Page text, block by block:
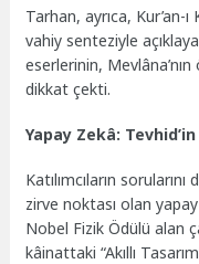
Tarhan, ayrıca, Kur’an-
vahiy senteziyle
eserlerinin,
dikkat çekti.
Yapay Zekâ:
Katılımcıların
zirve noktası olan
Nobel Fizik Ödülü alan
kâinattaki “Akıllı